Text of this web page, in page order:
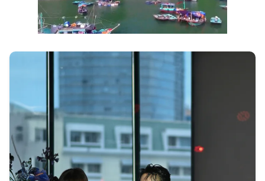
Next video in 2 Cancel